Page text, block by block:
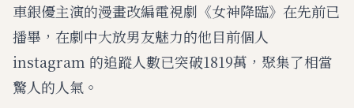
車銀優主演的漫畫改編電視劇《女神降臨》在先前已
播畢，在劇中大放男友魅力的他目前個人
instagram 的追蹤人數已突破1819萬，聚集了相當
驚人的人氣。